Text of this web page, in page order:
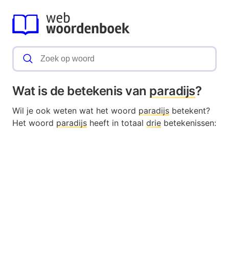
Wat is de betekenis van paradijs?
Wil je ook weten wat het woord paradijs betekent?
Het woord paradijs heeft in totaal drie betekenissen: